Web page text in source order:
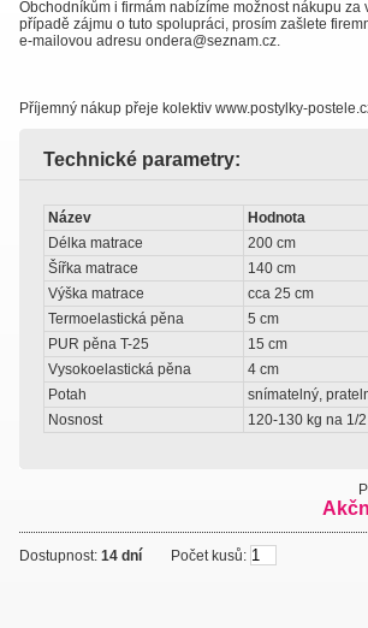
Obchodníkům i firmám nabízíme možnost nákupu za
případě zájmu o tuto spolupráci, prosím zašlete
e-mailovou adresu ondera@seznam.cz.
Příjemný nákup přeje kolektiv www.postylky-
Technické parametry:
Název
Hodnota
Délka matrace
200 cm
Šířka matrace
140 cm
Výška matrace
cca 25 cm
Termoelastická pěna
5 cm
PUR pěna T-25
15 cm
Vysokoelastická pěna
4 cm
Potah
snímatelný,
Nosnost
120-130 kg na 1/
Dostupnost: 14 dní Počet kusů: